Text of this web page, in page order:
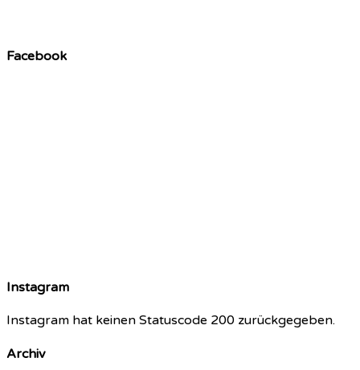
Facebook
Instagram
Instagram hat keinen Statuscode 200 zurückgegeben.
Archiv